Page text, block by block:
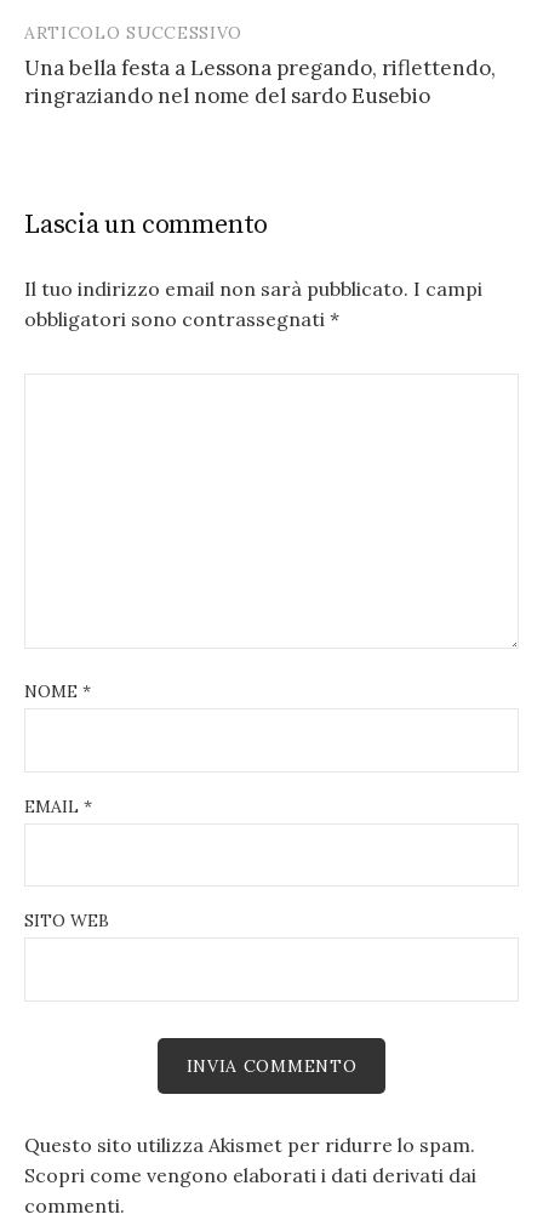
ARTICOLO SUCCESSIVO
Una bella festa a Lessona pregando, riflettendo,
ringraziando nel nome del sardo Eusebio
Lascia un commento
Il tuo indirizzo email non sarà pubblicato. I campi
obbligatori sono contrassegnati *
NOME *
EMAIL *
SITO WEB
Questo sito utilizza Akismet per ridurre lo spam.
Scopri come vengono elaborati i dati derivati dai
commenti.